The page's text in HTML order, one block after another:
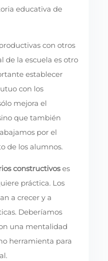
educativa de
con otros
de la escuela es otro
establecer
con los
mejora el
que también
por el
de los alumnos.
constructivoses
práctica. Los
a crecer y a
Deberíamos
una mentalidad
herramienta para